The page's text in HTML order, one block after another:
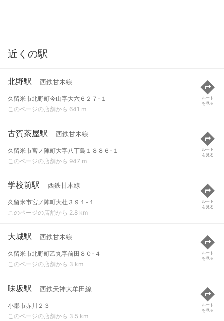
近くの駅
北野駅 西鉄甘木線
久留米市北野町今山字大六６２７-１
このページの店舗から 641 m
ルート
を見る
古賀茶屋駅 西鉄甘木線
久留米市宮ノ陣町大字八丁島１８８６-１
このページの店舗から 947 m
ルート
を見る
学校前駅 西鉄甘木線
久留米市宮ノ陣町大杜３９１-１
このページの店舗から 2.8 km
ルート
を見る
大城駅 西鉄甘木線
久留米市北野町乙丸字前田８０-４
このページの店舗から 3 km
ルート
を見る
味坂駅 西鉄天神大牟田線
小郡市赤川２３
このページの店舗から 3.5 km
ルート
を見る